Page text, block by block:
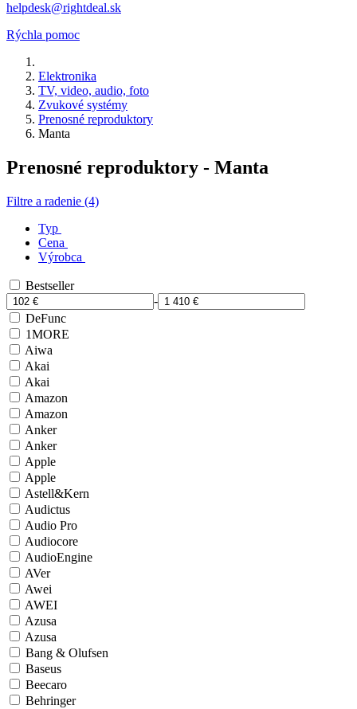
helpdesk@rightdeal.sk
Rýchla pomoc
Elektronika
TV, video, audio, foto
Zvukové systémy
Prenosné reproduktory
Manta
Prenosné reproduktory - Manta
Filtre a radenie (4)
Typ
Cena
Výrobca
Bestseller
-
DeFunc
1MORE
Aiwa
Akai
Akai
Amazon
Amazon
Anker
Anker
Apple
Apple
Astell&Kern
Audictus
Audio Pro
Audiocore
AudioEngine
AVer
Awei
AWEI
Azusa
Azusa
Bang & Olufsen
Baseus
Beecaro
Behringer